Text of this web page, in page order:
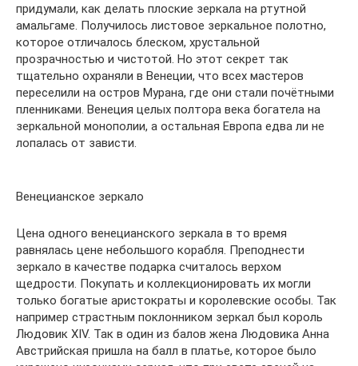
придумали, как делать плоские зеркала на ртутной
амальгаме. Получилось листовое зеркальное полотно,
которое отличалось блеском, хрустальной
прозрачностью и чистотой. Но этот секрет так
тщательно охраняли в Венеции, что всех мастеров
переселили на остров Мурана, где они стали почётными
пленниками. Венеция целых полтора века богатела на
зеркальной монополии, а остальная Европа едва ли не
лопалась от зависти.
Венецианское зеркало
Цена одного венецианского зеркала в то время
равнялась цене небольшого корабля. Преподнести
зеркало в качестве подарка считалось верхом
щедрости. Покупать и коллекционировать их могли
только богатые аристократы и королевские особы. Так
например страстным поклонником зеркал был король
Людовик XIV. Так в один из балов жена Людовика Анна
Австрийская пришла на балл в платье, которое было